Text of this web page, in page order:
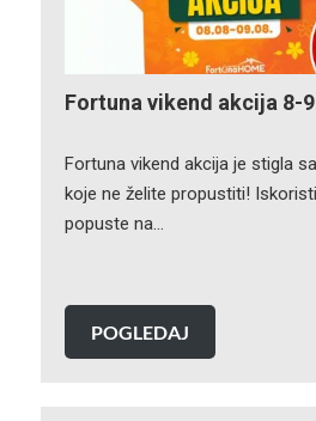
Fortuna vikend akcija 8-
Fortuna vikend akcija je stigla
koje ne želite propustiti!
popuste na…
POGLEDAJ